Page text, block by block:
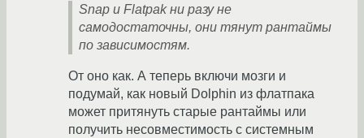
Snap и Flatpak ни разу не
самодостаточны, они тянут рантаймы
по зависимостям.
От оно как. А теперь включи мозги и
подумай, как новый Dolphin из флатпака
может притянуть старые рантаймы или
получить несовместимость с системным